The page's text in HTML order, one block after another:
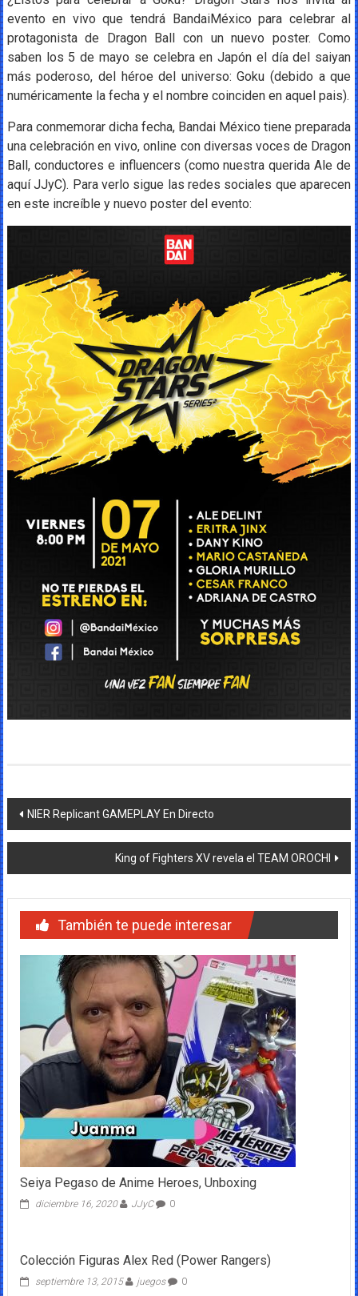
evento en vivo que tendrá BandaiMéxico para celebrar al
protagonista de Dragon Ball con un nuevo poster. Como
saben los 5 de mayo se celebra en Japón el día del saiyan
más poderoso, del héroe del universo: Goku (debido a que
numéricamente la fecha y el nombre coinciden en aquel pais).
Para conmemorar dicha fecha, Bandai México tiene preparada
una celebración en vivo, online con diversas voces de Dragon
Ball, conductores e influencers (como nuestra querida Ale de
aquí JJyC). Para verlo sigue las redes sociales que aparecen
en este increíble y nuevo poster del evento:
Navegación
de
entradas
NIER Replicant GAMEPLAY En Directo
King of Fighters XV revela el TEAM OROCHI
También te puede interesar
Seiya Pegaso de Anime Heroes, Unboxing
diciembre 16, 2020 JJyC 0
Colección Figuras Alex Red (Power Rangers)
septiembre 13, 2015 juegos 0